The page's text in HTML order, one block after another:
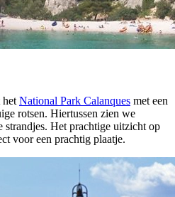
het National Park Calanques met een
rotsen. Hiertussen zien we
strandjes. Het prachtige uitzicht op
voor een prachtig plaatje.